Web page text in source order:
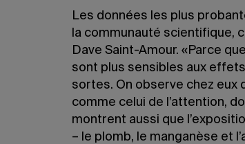
Les données les plus
la communauté scientifique,
Dave Saint-Amour. «Parce
sont plus sensibles aux
sortes. On observe chez eux
comme celui de l’attention,
montrent aussi que
– le plomb, le manganèse et